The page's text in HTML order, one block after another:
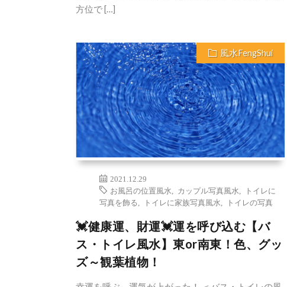
方位で […]
風水FengShui
2021.12.29
お風呂の位置風水
カップル写真風水
トイレに
写真を飾る
トイレに家族写真風水 トイレの写真
💓健康運、財運💓運を呼び込む【バ
ス・トイレ風水】東or南東！色、グッ
ズ～観葉植物！